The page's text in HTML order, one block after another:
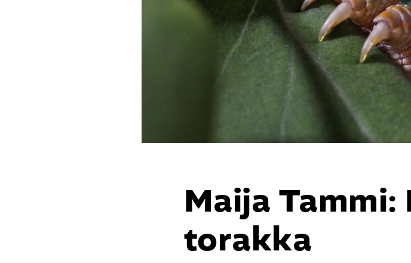
Kirjoita hakusana. Paina enter etsiäksesi.
Maija
torakka